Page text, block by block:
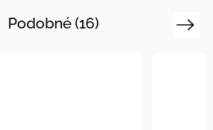
Podobné (16) Next